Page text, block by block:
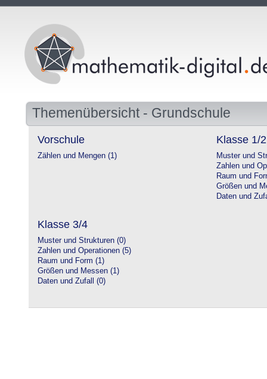
Themenübersicht - Grundschule
Vorschule
Zählen und Mengen (1)
Klasse 1/2
Muster und
Zahlen und
Raum und
Größen und
Daten und
Klasse 3/4
Muster und Strukturen (0)
Zahlen und Operationen (5)
Raum und Form (1)
Größen und Messen (1)
Daten und Zufall (0)